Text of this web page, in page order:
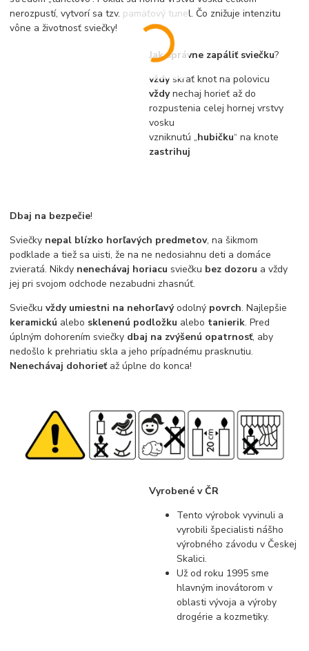
nerozpustí, vytvorí sa tzv. pamäťový tunel. Čo znižuje intenzitu
vône a životnosť sviečky!
Jak správne zapáliť sviečku?
vždy skrať knot na polovicu
vždynechaj horieť až do
rozpustenia celej hornej vrstvy
vosku
vzniknutú „hubičku“ na knote
zastrihuj
Dbaj na bezpečie!
Sviečky nepal blízko horľavých predmetov, na šikmom
podklade a tiež sa uisti, že na ne nedosiahnu deti a domáce
zvieratá. Nikdy nenechávaj horiacu sviečku bez dozoru a vždy
jej pri svojom odchode nezabudni zhasnúť.
Sviečkuvždy umiestni na nehorľavýodolný povrch. Najlepšie
keramickú alebo sklenenú podložku alebo tanierik. Pred
úplným dohorením sviečky dbaj na zvýšenú opatrnosť, aby
nedošlo k prehriatiu skla a jeho prípadnému prasknutiu.
Nenechávaj dohorieťaž úplne do konca!
Vyrobené v ČR
Tento výrobok vyvinuli a
vyrobili špecialisti nášho
výrobného závodu v Českej
Skalici.
Už od roku 1995 sme
hlavným inovátorom v
oblasti vývoja a výroby
drogérie a kozmetiky.